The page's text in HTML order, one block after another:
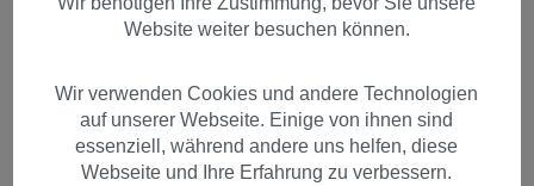
Website weiter besuchen können.
Wir verwenden Cookies und andere Technologien
auf unserer Webseite. Einige von ihnen sind
essenziell, während andere uns helfen, diese
Webseite und Ihre Erfahrung zu verbessern.